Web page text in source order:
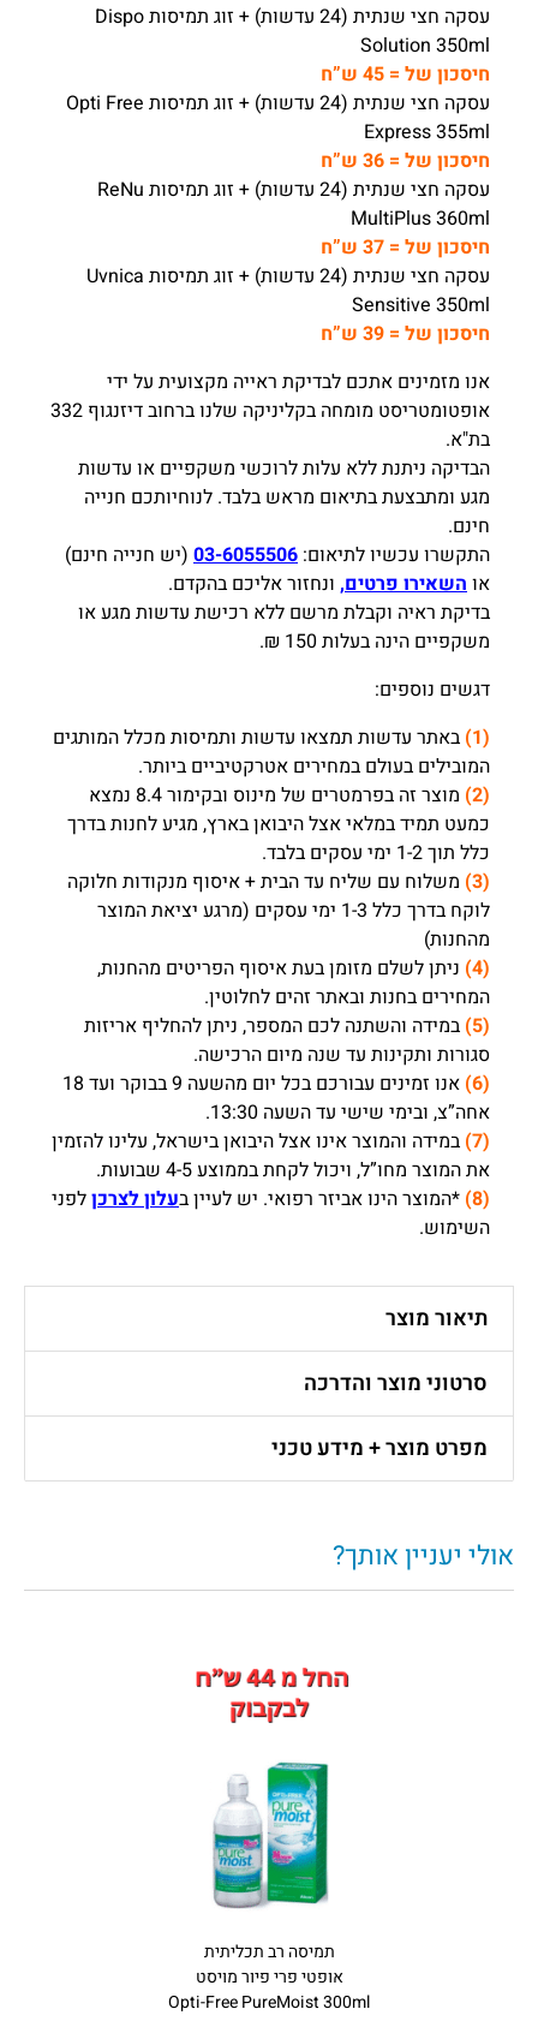
עסקה חצי שנתית (24 עדשות) + זוג תמיסות Dispo
Solution 350ml
חיסכון של = 45 ש”ח
עסקה חצי שנתית (24 עדשות) + זוג תמיסות Opti Free
Express 355ml
חיסכון של = 36 ש”ח
עסקה חצי שנתית (24 עדשות) + זוג תמיסות ReNu
MultiPlus 360ml
חיסכון של = 37 ש”ח
עסקה חצי שנתית (24 עדשות) + זוג תמיסות Uvnica
Sensitive 350ml
חיסכון של = 39 ש”ח
אנו מזמינים אתכם לבדיקת ראייה מקצועית על ידי
אופטומטריסט מומחה בקליניקה שלנו ברחוב דיזנגוף 332
בת"א.
הבדיקה ניתנת ללא עלות לרוכשי משקפיים או עדשות
מגע ומתבצעת בתיאום מראש בלבד. לנוחיותכם חנייה
חינם.
התקשרו עכשיו לתיאום: 03-6055506 (יש חנייה חינם)
או השאירו פרטים, ונחזור אליכם בהקדם.
בדיקת ראיה וקבלת מרשם ללא רכישת עדשות מגע או
משקפיים הינה בעלות 150 ₪.
דגשים נוספים:
(1)
באתר עדשות תמצאו עדשות ותמיסות מכלל המותגים
המובילים בעולם במחירים אטרקטיביים ביותר.
(2)
מוצר זה בפרמטרים של מינוס ובקימור 8.4 נמצא
כמעט תמיד במלאי אצל היבואן בארץ, מגיע לחנות בדרך
כלל תוך 1-2 ימי עסקים בלבד.
(3)
משלוח עם שליח עד הבית + איסוף מנקודות חלוקה
לוקח בדרך כלל 1-3 ימי עסקים (מרגע יציאת המוצר
מהחנות)
(4)
ניתן לשלם מזומן בעת איסוף הפריטים מהחנות,
המחירים בחנות ובאתר זהים לחלוטין.
(5)
במידה והשתנה לכם המספר, ניתן להחליף אריזות
סגורות ותקינות עד שנה מיום הרכישה.
(6)
אנו זמינים עבורכם בכל יום מהשעה 9 בבוקר ועד 18
אחה”צ, ובימי שישי עד השעה 13:30.
(7)
במידה והמוצר אינו אצל היבואן בישראל, עלינו להזמין
את המוצר מחו”ל, ויכול לקחת בממוצע 4-5 שבועות.
(8)
*המוצר הינו אביזר רפואי. יש לעיין בעלון לצרכןלפני
השימוש.
תיאור מוצר
סרטוני מוצר והדרכה
מפרט מוצר + מידע טכני
אולי יעניין אותך?
תמיסה רב תכליתית
אופטי פרי פיור מויסט
Opti-Free PureMoist 300ml